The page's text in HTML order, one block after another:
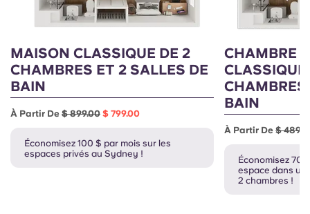
MAISON CLASSIQUE DE 2
CHAMBRES ET 2 SALLES DE
BAIN
À Partir De $ 899.00 $ 799.00
Économisez 100 $ par mois sur les
espaces privés au Sydney !
CHAMBRE
CLASSIQUE
BAIN
À Partir De$
Économisez 70
espace dans un
2 chambres !